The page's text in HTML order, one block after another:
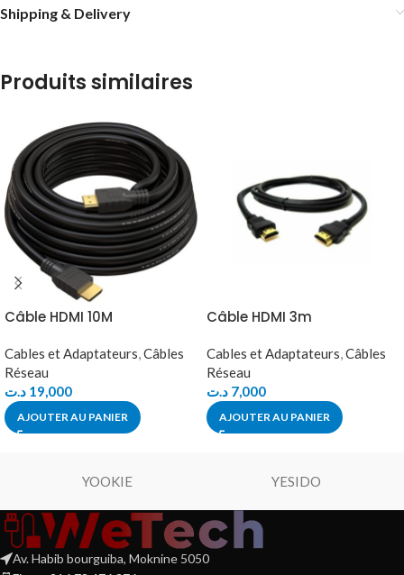
Shipping & Delivery
Produits similaires
Câble HDMI 10M
Cables et Adaptateurs Câbles
Réseau
19,000 د.ت
AJOUTER AU PANIER
Câble HDMI 3m
Cables et Adaptateurs Câbles
Réseau
7,000 د.ت
AJOUTER AU PANIER
YOOKIE YESIDO
Av. Habib bourguiba, Moknine 5050